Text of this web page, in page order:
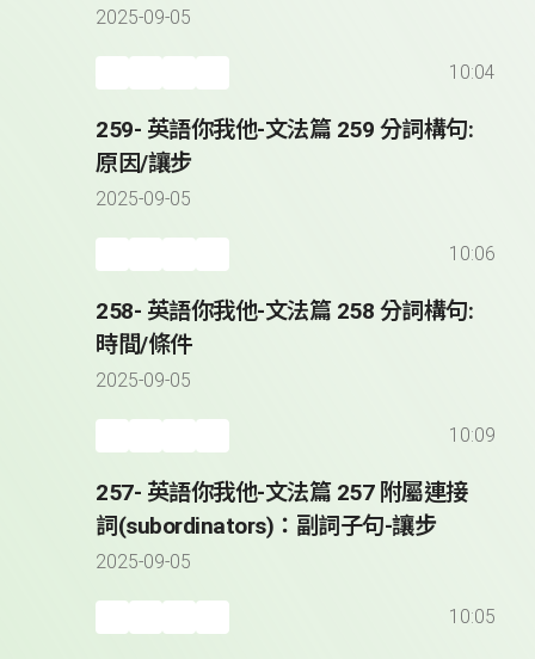
adverbs)
2025-09-05
10:04
259- 英語你我他-文法篇 259 分詞構句:
原因/讓步
2025-09-05
10:06
258- 英語你我他-文法篇 258 分詞構句:
時間/條件
2025-09-05
10:09
257- 英語你我他-文法篇 257 附屬連接
詞(subordinators)：副詞子句-讓步
2025-09-05
10:05